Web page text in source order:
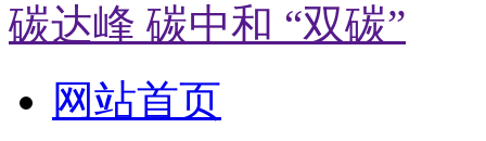
碳达峰 碳中和 “双碳”
网站首页